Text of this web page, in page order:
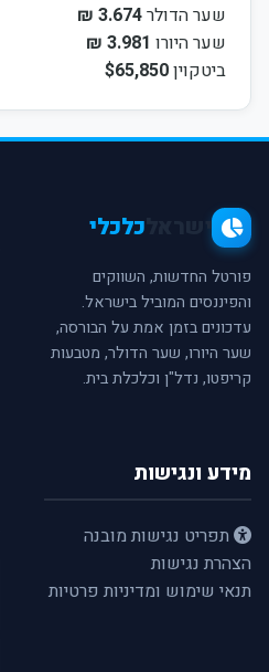
שער הדולר3.674 ₪
שער היורו 3.981 ₪
ביטקוין$65,850
כלכלי
פורטל החדשות, השווקים
והפיננסים המוביל בישראל.
עדכונים בזמן אמת על הבורסה,
שער היורו, שער הדולר, מטבעות
קריפטו, נדל"ן וכלכלת בית.
מידע ונגישות
תפריט נגישות מובנה
הצהרת נגישות
תנאי שימוש ומדיניות פרטיות